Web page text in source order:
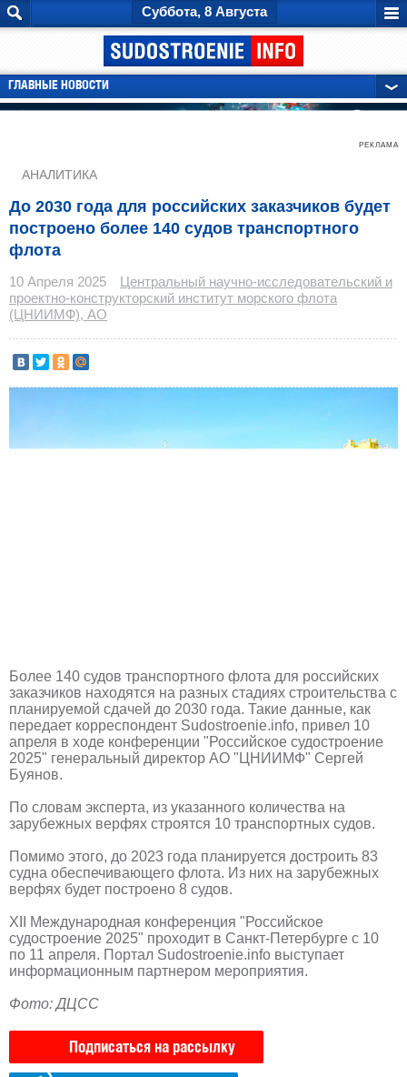
Суббота, 8 Августа
ГЛАВНЫЕ НОВОСТИ
РЕКЛАМА
АНАЛИТИКА
До 2030 года для российских заказчиков будет
построено более 140 судов транспортного
флота
10 Апреля 2025
Центральный научно-исследовательский и
проектно-конструкторский институт морского флота
(ЦНИИМФ), АО
Более 140 судов транспортного флота для российских
заказчиков находятся на разных стадиях строительства с
планируемой сдачей до 2030 года. Такие данные, как
передает корреспондент Sudostroenie.info, привел 10
апреля в ходе конференции "Российское судостроение
2025" генеральный директор АО "ЦНИИМФ" Сергей
Буянов.
По словам эксперта, из указанного количества на
зарубежных верфях строятся 10 транспортных судов.
Помимо этого, до 2023 года планируется достроить 83
судна обеспечивающего флота. Из них на зарубежных
верфях будет построено 8 судов.
XII Международная конференция "Российское
судостроение 2025" проходит в Санкт-Петербурге с 10
по 11 апреля. Портал Sudostroenie.info выступает
информационным партнером мероприятия.
Фото: ДЦСС
Подписаться на рассылку